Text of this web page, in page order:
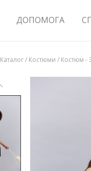
ДОПОМОГА
Каталог/ Костюми / Костюм -